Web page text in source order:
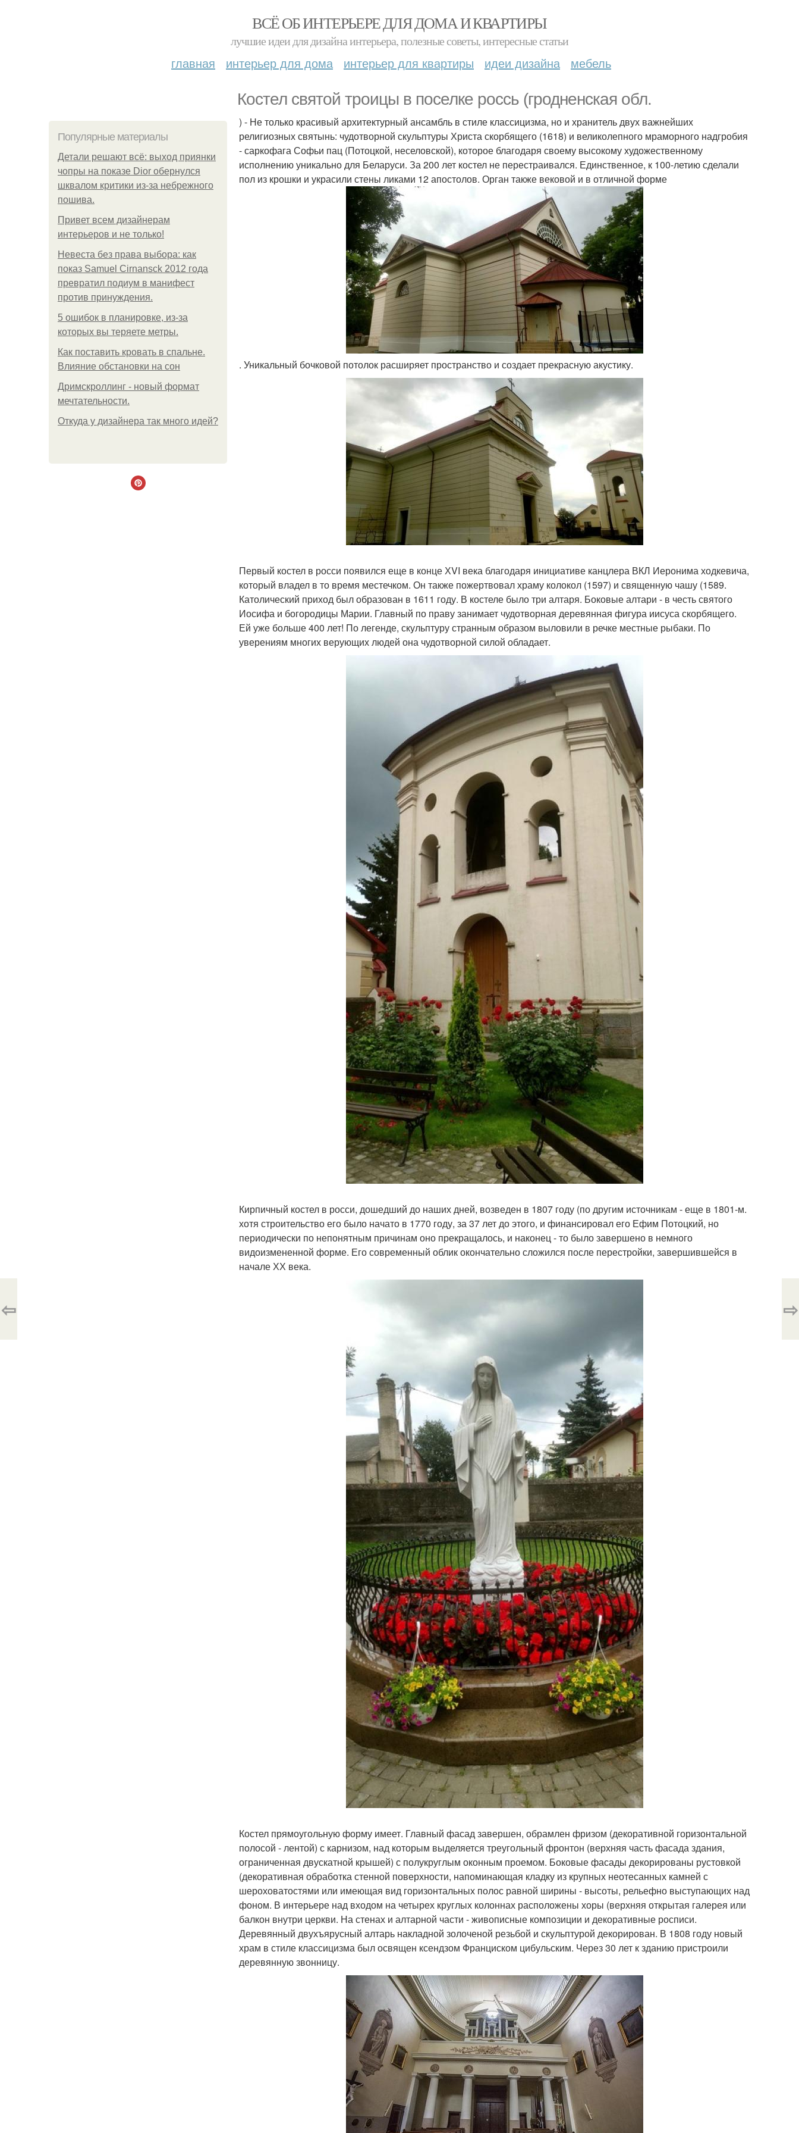
ВСЁ ОБ ИНТЕРЬЕРЕ ДЛЯ ДОМА И КВАРТИРЫ
лучшие идеи для дизайна интерьера, полезные советы, интересные статьи
главная интерьер для дома интерьер для квартиры идеи дизайна мебель
Костел святой троицы в поселке россь (гродненская обл.
Популярные материалы
Детали решают всё: выход приянки
чопры на показе Dior обернулся
шквалом критики из-за небрежного
пошива.
Привет всем дизайнерам
интерьеров и не только!
Невеста без права выбора: как
показ Samuel Cirnansck 2012 года
превратил подиум в манифест
против принуждения.
5 ошибок в планировке, из-за
которых вы теряете метры.
Как поставить кровать в спальне.
Влияние обстановки на сон
Дримскроллинг - новый формат
мечтательности.
Откуда у дизайнера так много идей?
) - Не только красивый архитектурный ансамбль в стиле классицизма, но и хранитель двух важнейших
религиозных святынь: чудотворной скульптуры Христа скорбящего (1618) и великолепного мраморного надгробия
- саркофага Софьи пац (Потоцкой, неселовской), которое благодаря своему высокому художественному
исполнению уникально для Беларуси. За 200 лет костел не перестраивался. Единственное, к 100-летию сделали
пол из крошки и украсили стены ликами 12 апостолов. Орган также вековой и в отличной форме
. Уникальный бочковой потолок расширяет пространство и создает прекрасную акустику.
Первый костел в росси появился еще в конце ХVI века благодаря инициативе канцлера ВКЛ Иеронима ходкевича,
который владел в то время местечком. Он также пожертвовал храму колокол (1597) и священную чашу (1589.
Католический приход был образован в 1611 году. В костеле было три алтаря. Боковые алтари - в честь святого
Иосифа и богородицы Марии. Главный по праву занимает чудотворная деревянная фигура иисуса скорбящего.
Ей уже больше 400 лет! По легенде, скульптуру странным образом выловили в речке местные рыбаки. По
уверениям многих верующих людей она чудотворной силой обладает.
Кирпичный костел в росси, дошедший до наших дней, возведен в 1807 году (по другим источникам - еще в 1801-м.
хотя строительство его было начато в 1770 году, за 37 лет до этого, и финансировал его Ефим Потоцкий, но
периодически по непонятным причинам оно прекращалось, и наконец - то было завершено в немного
видоизмененной форме. Его современный облик окончательно сложился после перестройки, завершившейся в
начале ХХ века.
Костел прямоугольную форму имеет. Главный фасад завершен, обрамлен фризом (декоративной горизонтальной
полосой - лентой) с карнизом, над которым выделяется треугольный фронтон (верхняя часть фасада здания,
ограниченная двускатной крышей) с полукруглым оконным проемом. Боковые фасады декорированы рустовкой
(декоративная обработка стенной поверхности, напоминающая кладку из крупных неотесанных камней с
шероховатостями или имеющая вид горизонтальных полос равной ширины - высоты, рельефно выступающих над
фоном. В интерьере над входом на четырех круглых колоннах расположены хоры (верхняя открытая галерея или
балкон внутри церкви. На стенах и алтарной части - живописные композиции и декоративные росписи.
Деревянный двухъярусный алтарь накладной золоченой резьбой и скульптурой декорирован. В 1808 году новый
храм в стиле классицизма был освящен ксендзом Франциском цибульским. Через 30 лет к зданию пристроили
деревянную звонницу.
⇦ ⇨